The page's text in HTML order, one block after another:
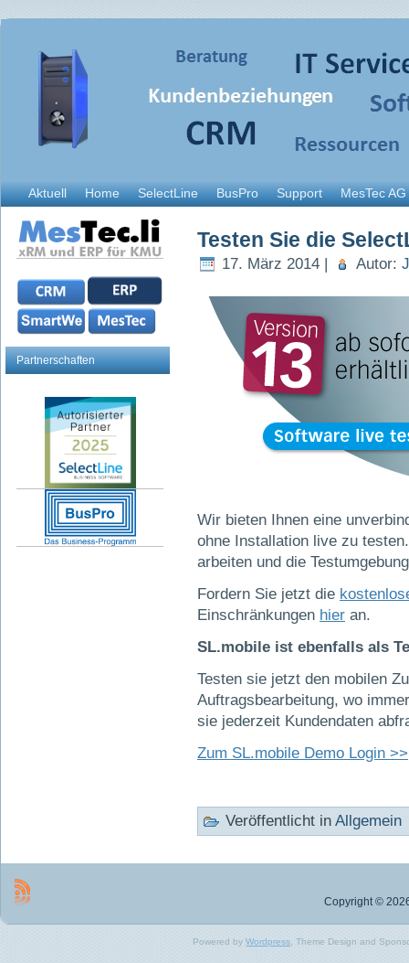
Aktuell Home SelectLine BusPro Support MesTec AG
Partnerschaften
Testen Sie die
17. März 2014 | Autor:
Wir bieten Ihnen eine
ohne Installation live zu
arbeiten und die
Fordern Sie jetzt die
Einschränkungen hier an.
SL.mobile ist ebenfalls als
Testen sie jetzt den mobilen
Auftragsbearbeitung, wo
sie jederzeit Kundendaten
Zum SL.mobile Demo Login >>
Veröffentlicht in Allgemein
Copyright ©
Powered byWordpress , Theme Design and